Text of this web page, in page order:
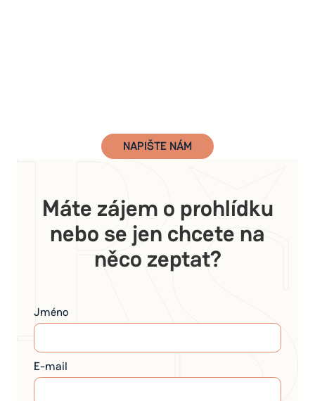
NAPIŠTE NÁM
Máte zájem o prohlídku
nebo se jen chcete na
něco zeptat?
Jméno
E-mail